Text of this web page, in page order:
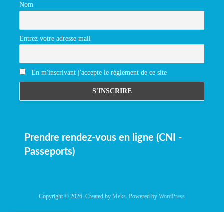
Nom
Entrez votre adresse mail
En m'inscrivant j'accepte le réglement de ce site
Prendre rendez-vous en ligne (CNI -
Passeports)
Copyright © 2026. Created by Meks . Powered by WordPress